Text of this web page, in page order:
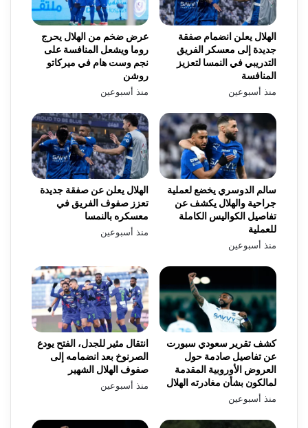
عرض ضخم من الهلال يحرج
روما ويشعل المنافسة على
نجم وست هام في ميركاتو
روشن
منذ أسبوعين
الهلال يعلن انضمام صفقة
جديدة إلى معسكر الفريق
التدريبي في النمسا لتعزيز
المنافسة
منذ أسبوعين
الهلال يعلن عن صفقة جديدة
تعزز صفوف الفريق في
معسكره بالنمسا
منذ أسبوعين
سالم الدوسري يخضع لعملية
جراحية والهلال يكشف عن
تفاصيل الكواليس الكاملة
للعملية
منذ أسبوعين
انتقال مثير للجدل، الفتح يودع
الصرنوخ بعد انضمامه إلى
صفوف الهلال الشهير
منذ أسبوعين
كشف تقرير سعودي سبورت
عن تفاصيل صادمة حول
العروض الأوروبية المقدمة
لمالكون بشأن مغادرته الهلال
منذ أسبوعين